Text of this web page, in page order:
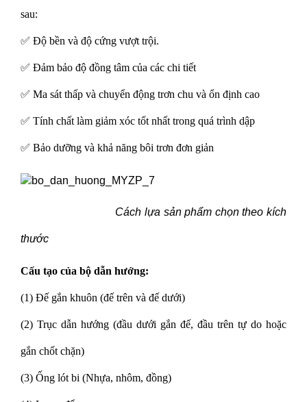
sau:
✅ Độ bền và độ cứng vượt trội.
✅ Đảm bảo độ đồng tâm của các chi tiết
✅ Ma sát thấp và chuyển động trơn chu và ổn định cao
✅ Tính chất làm giảm xóc tốt nhất trong quá trình dập
✅ Bảo dưỡng và khả năng bôi trơn đơn giản
Cách lựa sản phẩm chọn theo kích
thước
Cấu tạo của bộ dẫn hướng:
(1) Đế gắn khuôn (đế trên và đế dưới)
(2) Trục dẫn hướng (đầu dưới gắn đế, đầu trên tự do hoặc
gắn chốt chặn)
(3) Ống lót bi (Nhựa, nhôm, đồng)